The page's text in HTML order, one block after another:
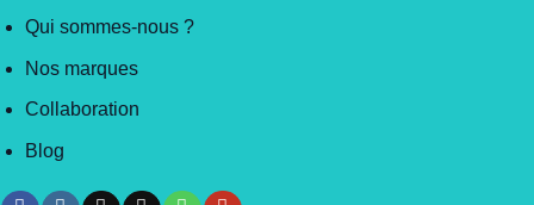
Qui sommes-nous ?
Nos marques
Collaboration
Blog